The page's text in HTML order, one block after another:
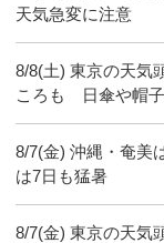
天気急変に注意
8/8(土) 東京の天気
ころも 日傘や帽
8/7(金) 沖縄・奄美
は7日も猛暑
8/7(金) 東京の天気